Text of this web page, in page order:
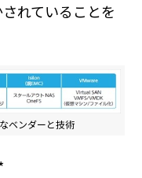
れていることを
ベンダーと技術